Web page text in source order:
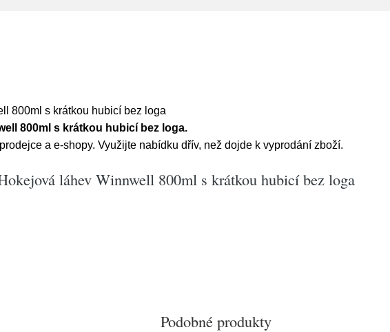
800ml s krátkou hubicí bez loga
800ml s krátkou hubicí bez loga.
a e-shopy. Využijte nabídku dřív, než dojde k vyprodání zboží.
láhev Winnwell 800ml s krátkou hubicí bez loga
Podobné produkty